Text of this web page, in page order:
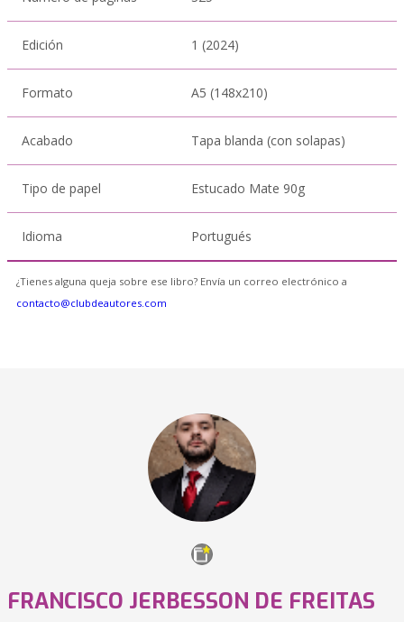
Edición 1 (2024)
Formato A5 (148x210)
Acabado Tapa blanda (con solapas)
Tipo de papel Estucado Mate 90g
Idioma Portugués
¿Tienes alguna queja sobre ese libro? Envía un correo electrónico a
contacto@clubdeautores.com
FRANCISCO JERBESSON DE FREITAS